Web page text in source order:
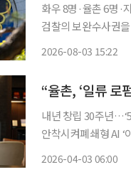
화우 8명·율촌 6명·
검찰의 보완수사권
2026-08-03 15:22
“율촌, ‘일류 로
내년 창립 30주년
안착시켜폐쇄형 AI
2026-04-03 06:00